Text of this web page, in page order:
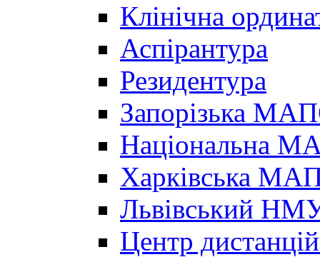
Клінічна
Аспірантура
Резидентура
Запорізька
Національна
Харківська
Львівський
Центр